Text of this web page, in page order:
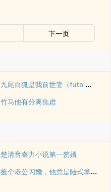
下一页
九尾白狐是我前世妻（futa 百合）
竹马他有分离焦虑
楚清音秦力小说第一赘婿
捡个老公闪婚，他竟是陆式掌权人